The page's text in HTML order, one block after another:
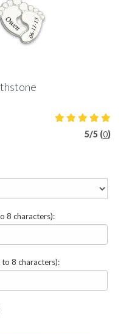
5/5 (0)
8 characters):
8 characters):